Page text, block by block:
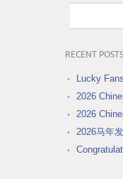
RECENT POSTS
Lucky
2026
2026
2026马年